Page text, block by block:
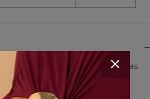
bordado em relevo orgânico, alças
trançado, decote reto,
na parte superior, cintura